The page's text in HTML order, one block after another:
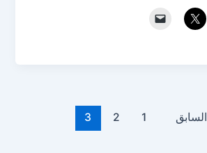
السابق 1
2
3